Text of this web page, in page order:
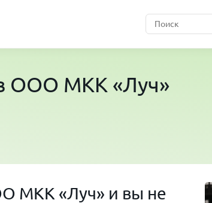
ООО МКК «Луч»
МКК «Луч» и вы не